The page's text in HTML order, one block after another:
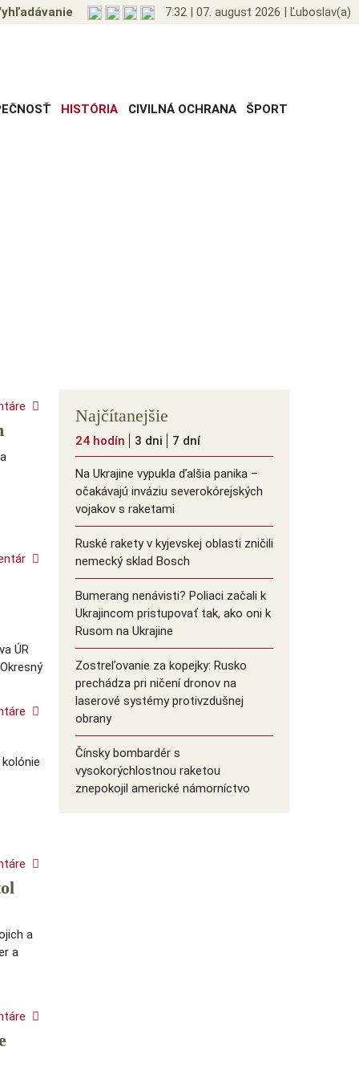
7:32 | 07. august 2026 | Ľuboslav(a)
HISTÓRIA CIVILNÁ OCHRANA ŠPORT
ÚR
a
a
Najčítanejšie
24 hodín 3 dni 7 dní
Na Ukrajine vypukla ďalšia panika –
očakávajú inváziu severokórejských
vojakov s raketami
Ruské rakety v kyjevskej oblasti zničili
nemecký sklad Bosch
Bumerang nenávisti? Poliaci začali k
Ukrajincom pristupovať tak, ako oni k
Rusom na Ukrajine
Zostreľovanie za kopejky: Rusko
prechádza pri ničení dronov na
laserové systémy protivzdušnej
obrany
Čínsky bombardér s
vysokorýchlostnou raketou
znepokojil americké námorníctvo